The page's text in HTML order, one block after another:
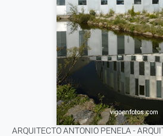
ARQUITECTO ANTONIO PENELA -